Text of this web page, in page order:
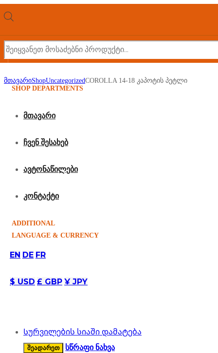
search
SHOP DEPARTMENTS
მთავარი
ჩვენ შესახებ
ავტონაწილები
კონტაქტი
ADDITIONAL
LANGUAGE & CURRENCY
EN DE FR
$ USD £ GBP ¥ JPY
მთავარიShopUncategorizedCOROLLA 14-18 კაპოტის პეტლი
COROLLA 14-18
კაპოტის პეტლი
შეადარეთ
Სურვილების სიაში დამატება
Სურვილების სიაში დამატება
შეადარეთ სწრაფი ნახვა